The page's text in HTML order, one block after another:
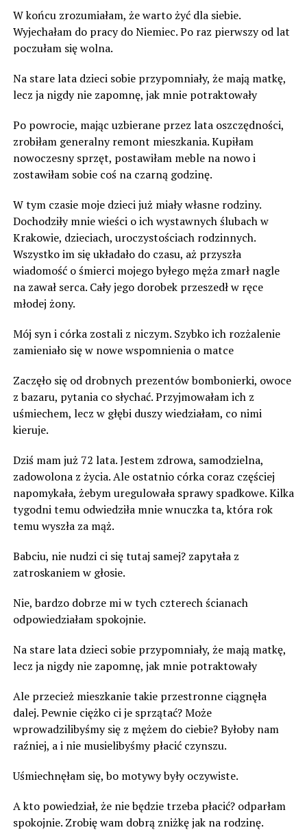
W końcu zrozumiałam, że warto żyć dla siebie.
Wyjechałam do pracy do Niemiec. Po raz pierwszy od lat
poczułam się wolna.
Na stare lata dzieci sobie przypomniały, że mają matkę,
lecz ja nigdy nie zapomnę, jak mnie potraktowały
Po powrocie, mając uzbierane przez lata oszczędności,
zrobiłam generalny remont mieszkania. Kupiłam
nowoczesny sprzęt, postawiłam meble na nowo i
zostawiłam sobie coś na czarną godzinę.
W tym czasie moje dzieci już miały własne rodziny.
Dochodziły mnie wieści o ich wystawnych ślubach w
Krakowie, dzieciach, uroczystościach rodzinnych.
Wszystko im się układało do czasu, aż przyszła
wiadomość o śmierci mojego byłego męża zmarł nagle
na zawał serca. Cały jego dorobek przeszedł w ręce
młodej żony.
Mój syn i córka zostali z niczym. Szybko ich rozżalenie
zamieniało się w nowe wspomnienia o matce
Zaczęło się od drobnych prezentów bombonierki, owoce
z bazaru, pytania co słychać. Przyjmowałam ich z
uśmiechem, lecz w głębi duszy wiedziałam, co nimi
kieruje.
Dziś mam już 72 lata. Jestem zdrowa, samodzielna,
zadowolona z życia. Ale ostatnio córka coraz częściej
napomykała, żebym uregulowała sprawy spadkowe. Kilka
tygodni temu odwiedziła mnie wnuczka ta, która rok
temu wyszła za mąż.
Babciu, nie nudzi ci się tutaj samej? zapytała z
zatroskaniem w głosie.
Nie, bardzo dobrze mi w tych czterech ścianach
odpowiedziałam spokojnie.
Na stare lata dzieci sobie przypomniały, że mają matkę,
lecz ja nigdy nie zapomnę, jak mnie potraktowały
Ale przecież mieszkanie takie przestronne ciągnęła
dalej. Pewnie ciężko ci je sprzątać? Może
wprowadzilibyśmy się z mężem do ciebie? Byłoby nam
raźniej, a i nie musielibyśmy płacić czynszu.
Uśmiechnęłam się, bo motywy były oczywiste.
A kto powiedział, że nie będzie trzeba płacić? odparłam
spokojnie. Zrobię wam dobrą zniżkę jak na rodzinę.